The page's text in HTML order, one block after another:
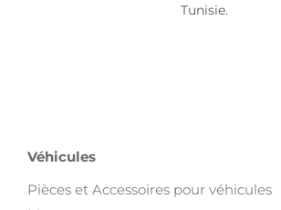
Tunisie.
Véhicules
Pièces et Accessoires pour véhicules